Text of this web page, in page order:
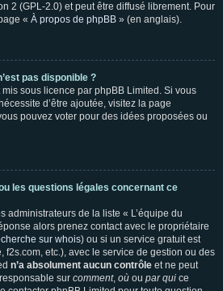
2 (GPL-2.0) et peut être diffusé librement. Pour
« À propos de phpBB » (en anglais).
pas disponible ?
sous licence par phpBB Limited. Si vous
d’être ajoutée, visitez la page
pouvez voter pour des idées proposées ou
les questions légales concernant ce
administrateurs de la liste « L’équipe du
alors prenez contact avec le propriétaire
sur whois) ou si un service gratuit est
f2s.com, etc.), avec le service de gestion ou des
n’a absolument aucun contrôle et ne peut
sur comment, où ou par qui ce